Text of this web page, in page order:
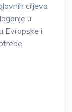
ciljeva
u
Evropske i